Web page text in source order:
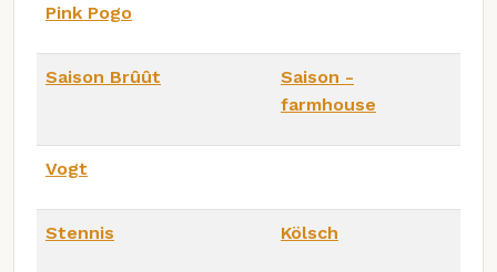
Pink Pogo
Saison Brûût
Saison -
farmhouse
Vogt
Stennis Kölsch